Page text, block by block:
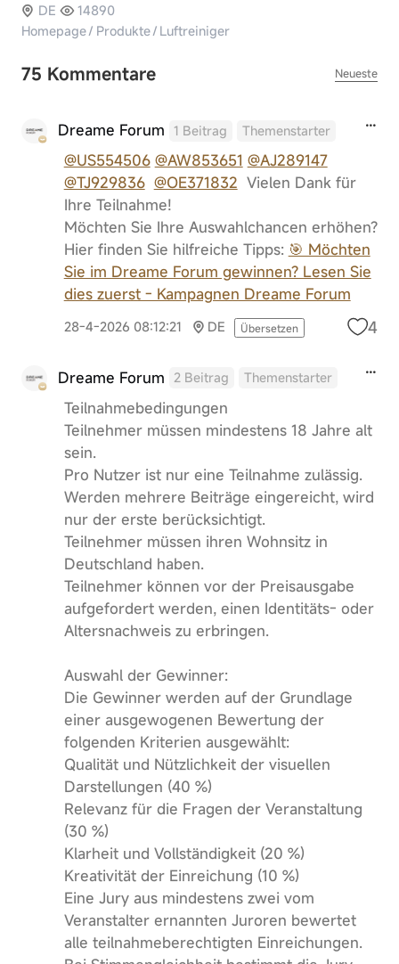
DE
14890
Homepage/ Produkte/ Luftreiniger
75 Kommentare Neueste
Dreame Forum 1 Beitrag Themenstarter
@US554506 @AW853651 @AJ289147
@TJ929836 @OE371832 Vielen Dank für
Ihre Teilnahme!
Möchten Sie Ihre Auswahlchancen erhöhen?
Hier finden Sie hilfreiche Tipps: 🎯 Möchten
Sie im Dreame Forum gewinnen? Lesen Sie
dies zuerst - Kampagnen Dreame Forum
28-4-2026 08:12:21 DE Übersetzen 4
Dreame Forum 2 Beitrag Themenstarter
Teilnahmebedingungen
Teilnehmer müssen mindestens 18 Jahre alt
sein.
Pro Nutzer ist nur eine Teilnahme zulässig.
Werden mehrere Beiträge eingereicht, wird
nur der erste berücksichtigt.
Teilnehmer müssen ihren Wohnsitz in
Deutschland haben.
Teilnehmer können vor der Preisausgabe
aufgefordert werden, einen Identitäts- oder
Altersnachweis zu erbringen.
Auswahl der Gewinner:
Die Gewinner werden auf der Grundlage
einer ausgewogenen Bewertung der
folgenden Kriterien ausgewählt:
Qualität und Nützlichkeit der visuellen
Darstellungen (40 %)
Relevanz für die Fragen der Veranstaltung
(30 %)
Klarheit und Vollständigkeit (20 %)
Kreativität der Einreichung (10 %)
Eine Jury aus mindestens zwei vom
Veranstalter ernannten Juroren bewertet
alle teilnahmeberechtigten Einreichungen.